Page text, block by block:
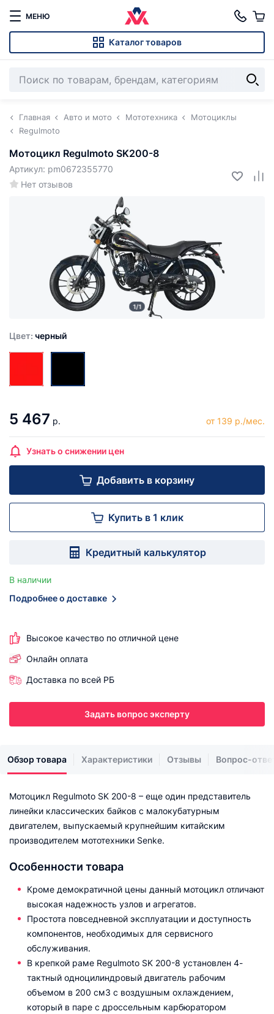
МЕНЮ
Каталог товаров
Главная Авто и мото Мототехника
Мотоциклы
Regulmoto
Мотоцикл Regulmoto SK200-8
Нет отзывов
Артикул: pm0672355770
1/1
Цвет: черный
5 467 р. от 139 р./мес.
Узнать о снижении цен
Добавить в корзину
Купить в 1 клик
Кредитный калькулятор
В наличии
Подробнее о доставке
Высокое качество по отличной цене
Онлайн оплата
Доставка по всей РБ
Задать вопрос эксперту
Обзор товара Характеристики Отзывы Вопрос-
Мотоцикл Regulmoto SK 200-8 – еще один представитель
линейки классических байков с малокубатурным
двигателем, выпускаемый крупнейшим китайским
производителем мототехники Senke.
Особенности товара
Кроме демократичной цены данный мотоцикл отличают
высокая надежность узлов и агрегатов.
Простота повседневной эксплуатации и доступность
компонентов, необходимых для сервисного
обслуживания.
В крепкой раме Regulmoto SK 200-8 установлен 4-
тактный одноцилиндровый двигатель рабочим
объемом в 200 см3 с воздушным охлаждением,
который в паре с дроссельным карбюратором